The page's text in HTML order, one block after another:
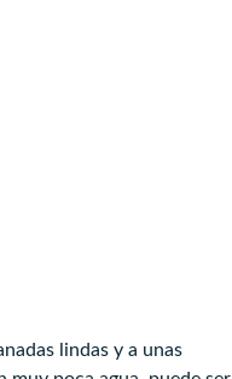
lindas y a unas